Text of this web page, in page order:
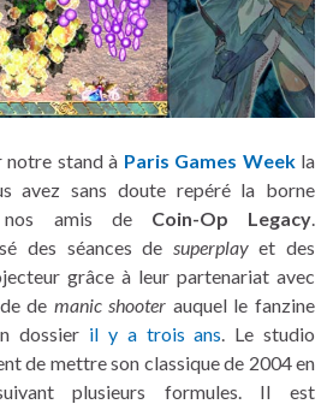
notre stand à Paris Games Weekla
avez sans doute repéré la borne
amis de Coin-Op Legacy.
des séances de superplayet des
grâce à leur partenariat avec
de manic shooter auquel le fanzine
dossier il y a trois ans. Le studio
de mettre son classique de 2004 en
plusieurs formules. Il est